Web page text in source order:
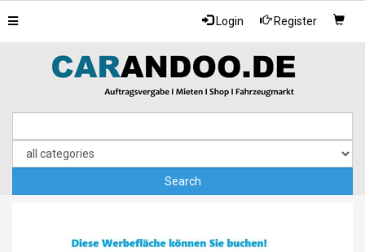
Login Register
Toggle
navigation